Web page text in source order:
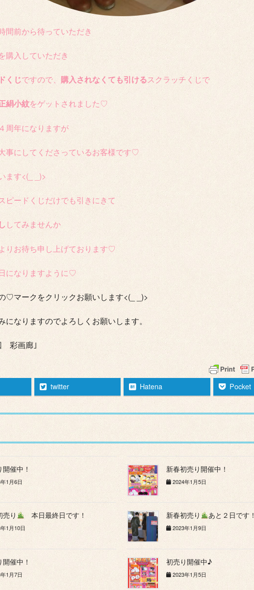
間前から待っていただき
購入していただき
くじですので、 購入されなくても引けるスクラッチくじで
絹小紋をゲットされました♡
周年になりますが
事にしてくださっているお客様です♡
ます<(_ _)>
ピードくじだけでも引きにきて
してみませんか
りお待ち申し上げております♡
になりますように♡
♡マークをクリックお願いします<(_ _)>
になりますのでよろしくお願いします。
画廊｣
twitter Hatena Pocket
催中！
1月6日
新春初売り開催中！
2024年1月5日
売り 本日最終日です！
1月10日
新春初売り あと２日です！
2023年1月9日
催中！
1月7日
初売り開催中♪
2023年1月5日